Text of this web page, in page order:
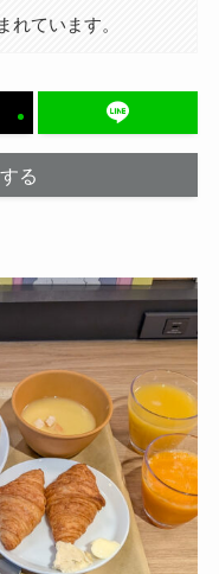
れています。
る